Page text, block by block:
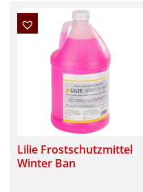
Lilie Frostschutzmittel
Winter Ban